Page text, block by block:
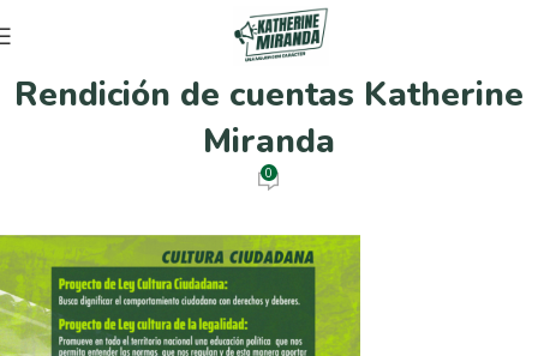
Rendición de cuentas Katherine
Miranda
0